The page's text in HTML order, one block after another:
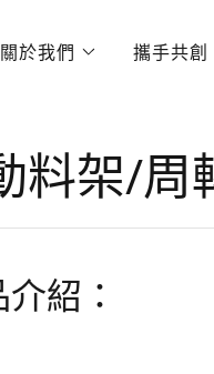
關於我們 攜手共創
料架/周
紹：